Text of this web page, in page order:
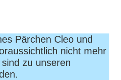
Pärchen Cleo und
nicht mehr
zu unseren